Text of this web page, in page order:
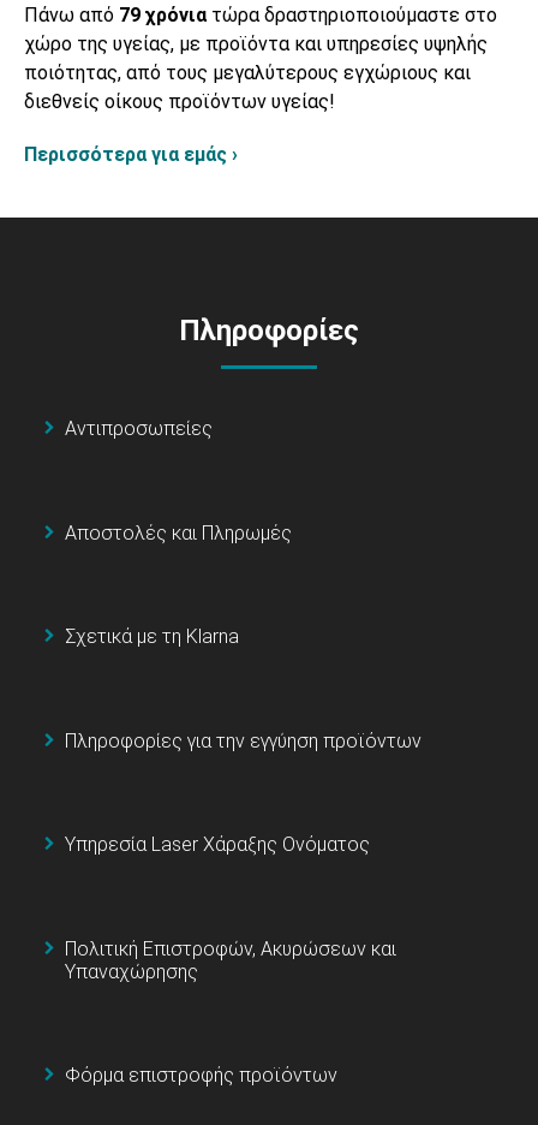
Πάνω από 79 χρόνια τώρα δραστηριοποιούμαστε στο
χώρο της υγείας, με προϊόντα και υπηρεσίες υψηλής
ποιότητας, από τους μεγαλύτερους εγχώριους και
διεθνείς οίκους προϊόντων υγείας!
Περισσότερα για εμάς ›
Πληροφορίες
Αντιπροσωπείες
Αποστολές και Πληρωμές
Σχετικά με τη Klarna
Πληροφορίες για την εγγύηση προϊόντων
Υπηρεσία Laser Χάραξης Ονόματος
Πολιτική Επιστροφών, Ακυρώσεων και
Υπαναχώρησης
Φόρμα επιστροφής προϊόντων